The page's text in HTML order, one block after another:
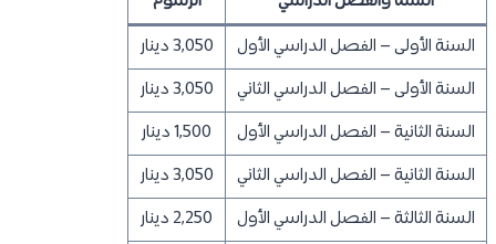
السنة الأولى – الفصل الدراسي الأول
3,050 دينار
السنة الأولى – الفصل الدراسي الثاني
3,050 دينار
السنة الثانية – الفصل الدراسي الأول
1,500 دينار
السنة الثانية – الفصل الدراسي الثاني
3,050 دينار
السنة الثالثة – الفصل الدراسي الأول
2,250 دينار